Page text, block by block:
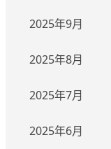
2025年9月
2025年8月
2025年7月
2025年6月